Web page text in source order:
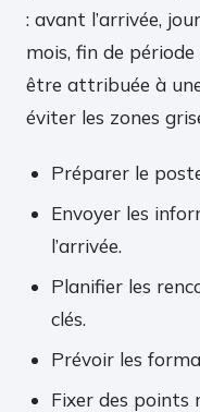
: avant l’arrivée,
mois, fin de période
être attribuée à
éviter les zones
Préparer le
Envoyer les
l’arrivée.
Planifier les
clés.
Prévoir les
Fixer des points